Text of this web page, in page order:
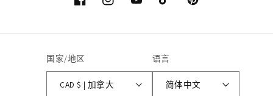
FacebookInstagramYouTubeTikTok Pinterest
国家/地区
CAD $ | 加拿大
语言
简体中文